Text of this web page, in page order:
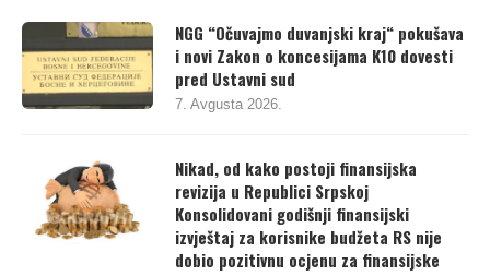
NGG “Očuvajmo duvanjski kraj“ pokušava
i novi Zakon o koncesijama K10 dovesti
pred Ustavni sud
7. Avgusta 2026.
Nikad, od kako postoji finansijska
revizija u Republici Srpskoj
Konsolidovani godišnji finansijski
izvještaj za korisnike budžeta RS nije
dobio pozitivnu ocjenu za finansijske